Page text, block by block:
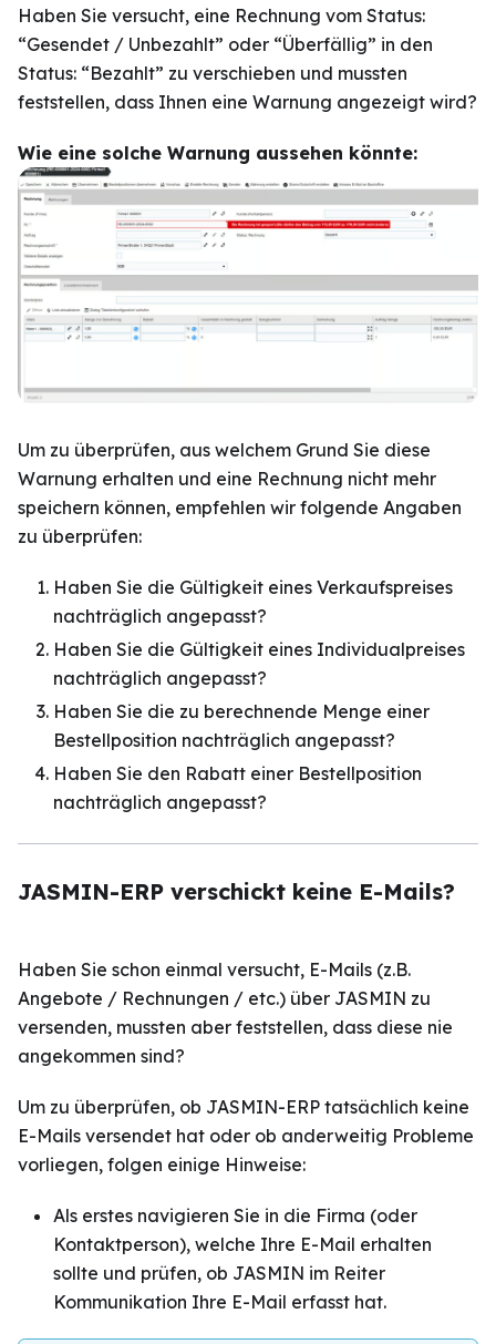
Haben Sie versucht, eine Rechnung vom Status:
“Gesendet / Unbezahlt” oder “Überfällig” in den
Status: “Bezahlt” zu verschieben und mussten
feststellen, dass Ihnen eine Warnung angezeigt wird?
Wie eine solche Warnung aussehen könnte:
Um zu überprüfen, aus welchem Grund Sie diese
Warnung erhalten und eine Rechnung nicht mehr
speichern können, empfehlen wir folgende Angaben
zu überprüfen:
Haben Sie die Gültigkeit eines Verkaufspreises
nachträglich angepasst?
Haben Sie die Gültigkeit eines Individualpreises
nachträglich angepasst?
Haben Sie die zu berechnende Menge einer
Bestellposition nachträglich angepasst?
Haben Sie den Rabatt einer Bestellposition
nachträglich angepasst?
JASMIN-ERP verschickt keine E-Mails?
Haben Sie schon einmal versucht, E-Mails (z.B.
Angebote / Rechnungen / etc.) über JASMIN zu
versenden, mussten aber feststellen, dass diese nie
angekommen sind?
Um zu überprüfen, ob JASMIN-ERP tatsächlich keine
E-Mails versendet hat oder ob anderweitig Probleme
vorliegen, folgen einige Hinweise:
Als erstes navigieren Sie in die Firma (oder
Kontaktperson), welche Ihre E-Mail erhalten
sollte und prüfen, ob JASMIN im Reiter
Kommunikation Ihre E-Mail erfasst hat.